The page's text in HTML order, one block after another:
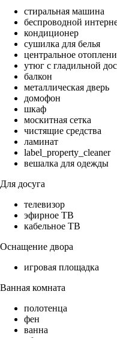
стиральная машина
беспроводной
кондиционер
сушилка для белья
центральное
утюг с гладильной
балкон
металлическая дверь
домофон
шкаф
москитная сетка
чистящие средства
ламинат
label_property_cleaner
вешалка для одежды
Для досуга
телевизор
эфирное ТВ
кабельное ТВ
Оснащение двора
игровая площадка
Ванная комната
полотенца
фен
ванна